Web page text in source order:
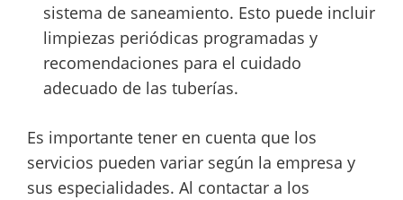
sistema de saneamiento. Esto puede incluir
limpiezas periódicas programadas y
recomendaciones para el cuidado
adecuado de las tuberías.
Es importante tener en cuenta que los
servicios pueden variar según la empresa y
sus especialidades. Al contactar a los